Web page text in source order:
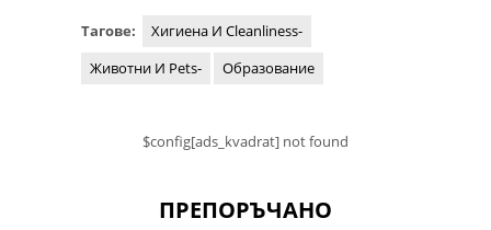
Тагове:
Хигиена И Cleanliness-
Животни И Pets-
Образование
$config[ads_kvadrat] not found
ПРЕПОРЪЧАНО